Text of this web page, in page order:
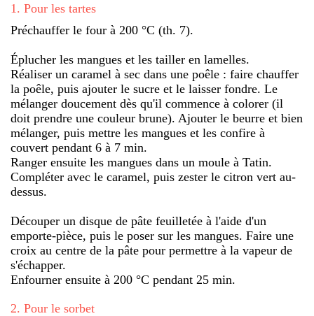
1 . Pour les tartes
Préchauffer le four à 200 °C (th. 7).
Éplucher les mangues et les tailler en lamelles.
Réaliser un caramel à sec dans une poêle : faire chauffer
la poêle, puis ajouter le sucre et le laisser fondre. Le
mélanger doucement dès qu'il commence à colorer (il
doit prendre une couleur brune). Ajouter le beurre et bien
mélanger, puis mettre les mangues et les confire à
couvert pendant 6 à 7 min.
Ranger ensuite les mangues dans un moule à Tatin.
Compléter avec le caramel, puis zester le citron vert au-
dessus.
Découper un disque de pâte feuilletée à l'aide d'un
emporte-pièce, puis le poser sur les mangues. Faire une
croix au centre de la pâte pour permettre à la vapeur de
s'échapper.
Enfourner ensuite à 200 °C pendant 25 min.
2. Pour le sorbet